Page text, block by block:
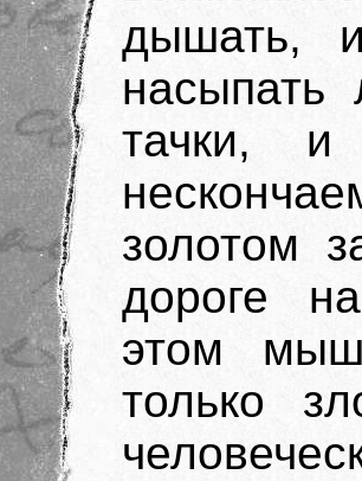
дышать,
насыпать
тачки,
золотом
дороге
этом
только